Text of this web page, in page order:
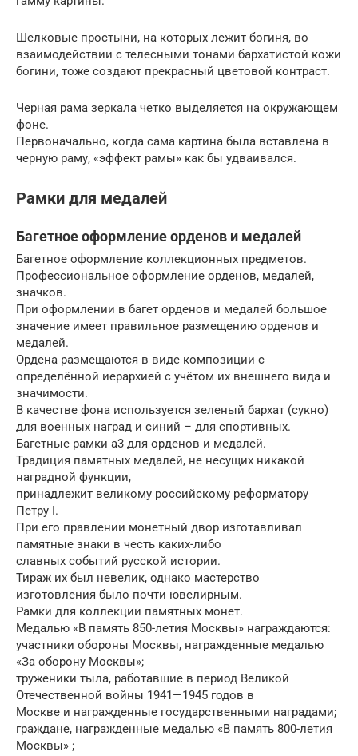
Шелковые простыни, на которых лежит богиня, во
взаимодействии с телесными тонами бархатистой кожи
богини, тоже создают прекрасный цветовой контраст.
Черная рама зеркала четко выделяется на окружающем
фоне.
Первоначально, когда сама картина была вставлена в
черную раму, «эффект рамы» как бы удваивался.
Рамки для медалей
Багетное оформление орденов и медалей
Багетное оформление коллекционных предметов.
Профессиональное оформление орденов, медалей,
значков.
При оформлении в багет орденов и медалей большое
значение имеет правильное размещению орденов и
медалей.
Ордена размещаются в виде композиции с
определённой иерархией с учётом их внешнего вида и
значимости.
В качестве фона используется зеленый бархат (сукно)
для военных наград и синий – для спортивных.
Багетные рамки а3 для орденов и медалей.
Традиция памятных медалей, не несущих никакой
наградной функции,
принадлежит великому российскому реформатору
Петру I.
При его правлении монетный двор изготавливал
памятные знаки в честь каких-либо
славных событий русской истории.
Тираж их был невелик, однако мастерство
изготовления было почти ювелирным.
Рамки для коллекции памятных монет.
Медалью «В память 850-летия Москвы» награждаются:
участники обороны Москвы, награжденные медалью
«За оборону Москвы»;
труженики тыла, работавшие в период Великой
Отечественной войны 1941—1945 годов в
Москве и награжденные государственными наградами;
граждане, награжденные медалью «В память 800-летия
Москвы» ;